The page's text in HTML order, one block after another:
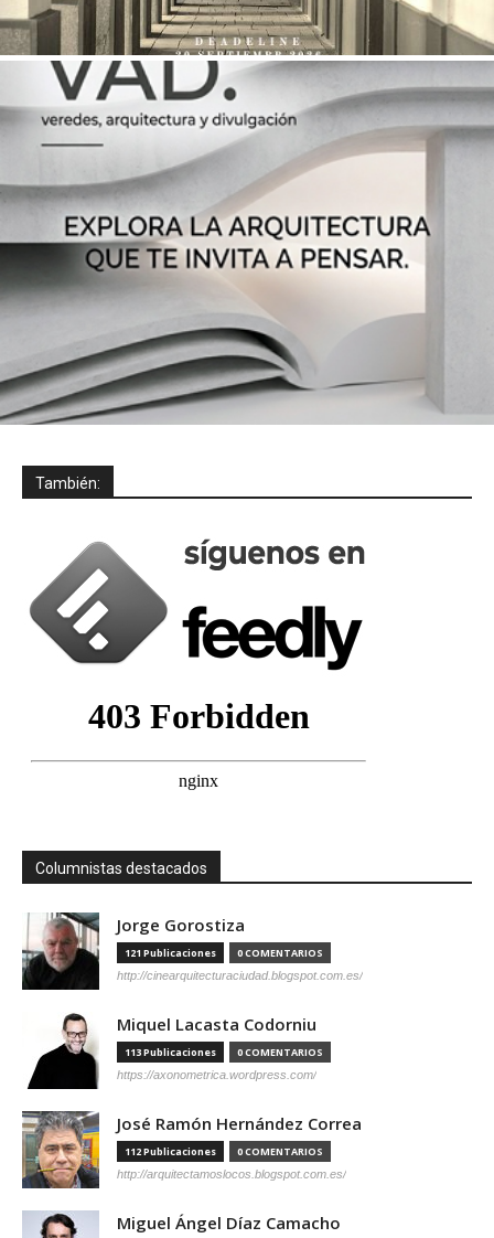
También:
Columnistas destacados
Jorge Gorostiza
121 Publicaciones 0 COMENTARIOS
http://cinearquitecturaciudad.blogspot.com.es/
Miquel Lacasta Codorniu
113 Publicaciones 0 COMENTARIOS
https://axonometrica.wordpress.com/
José Ramón Hernández Correa
112 Publicaciones 0 COMENTARIOS
http://arquitectamoslocos.blogspot.com.es/
Miguel Ángel Díaz Camacho